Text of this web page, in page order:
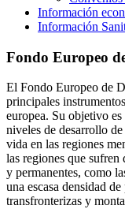
Información
Información
Fondo Europeo
El Fondo Europeo de
principales
europea. Su objetivo
niveles de desarrollo
vida en las regiones
las regiones que sufren
y permanentes, como
una escasa densidad
transfronterizas y